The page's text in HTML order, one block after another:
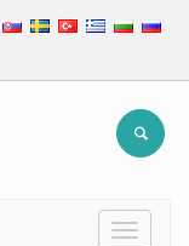
Toggle